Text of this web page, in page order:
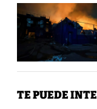
TE PUEDE